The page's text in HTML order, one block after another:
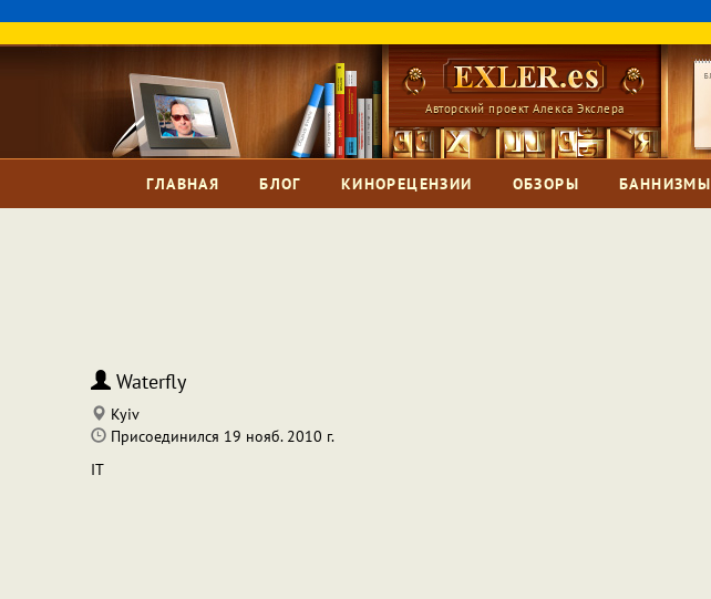
Авторский проект Алекса Экслера
ГЛАВНАЯ БЛОГ КИНОРЕЦЕНЗИИ ОБЗОРЫ БАННИЗМЫ
Waterfly
Kyiv
Присоединился 19 нояб. 2010 г.
IT